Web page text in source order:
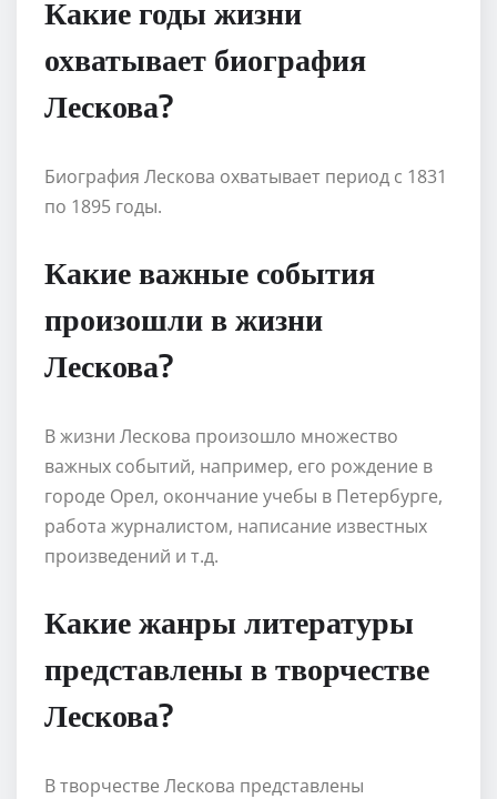
Какие годы жизни
охватывает биография
Лескова?
Биография Лескова охватывает период с 1831
по 1895 годы.
Какие важные события
произошли в жизни
Лескова?
В жизни Лескова произошло множество
важных событий, например, его рождение в
городе Орел, окончание учебы в Петербурге,
работа журналистом, написание известных
произведений и т.д.
Какие жанры литературы
представлены в творчестве
Лескова?
В творчестве Лескова представлены